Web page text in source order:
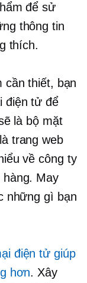
để sử
thông tin
thích.
cần thiết, bạn
điện tử để
là bộ mặt
trang web
về công ty
hàng. May
những gì bạn
điện tử giúp
hơn. Xây